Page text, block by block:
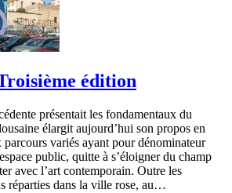
édition
présentait les fondamentaux du
élargit aujourd’hui son propos en
parcours variés ayant pour dénominateur
public, quitte à s’éloigner du champ
avec l’art contemporain. Outre les
réparties dans la ville rose, au…